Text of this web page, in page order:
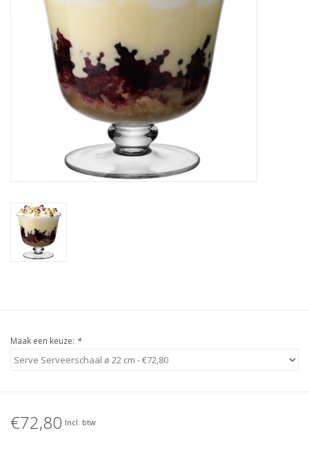
Koffie & Thee
Bar & Wijn
Maak een keuze: *
€72,80 Incl. btw